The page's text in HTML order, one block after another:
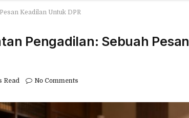
Keadilan Untuk DPR
Pengadilan: Sebuah Pesan
Read No Comments